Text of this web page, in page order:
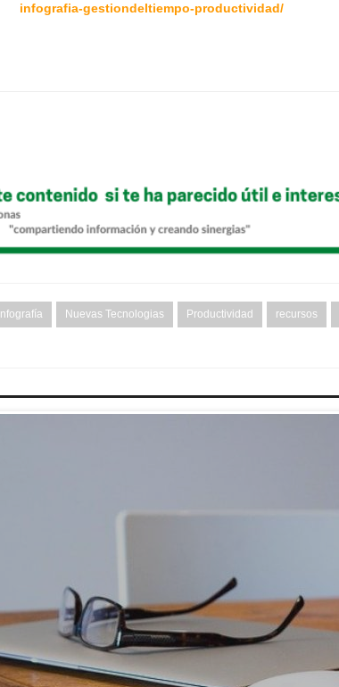
infografia-gestiondeltiempo-productividad/
Infografía Nuevas Tecnologias Productividad recursos